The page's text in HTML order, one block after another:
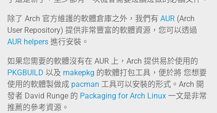
除了 Arch 官方維護的軟體倉庫之外，我們有 AUR (Arch
User Repository) 提供非常豐富的軟體資源，您可以透過
AUR helpers 進行安裝。
如果您需要的軟體沒有在 AUR 上，Arch 提供易於使用的
PKGBUILD 以及 makepkg 的軟體打包工具，便於將 您想要
使用的軟體製做成 pacman 工具可以安裝的形式。Arch 開
發者 David Runge 的 Packaging for Arch Linux 一文是非常
推薦的參考資源。